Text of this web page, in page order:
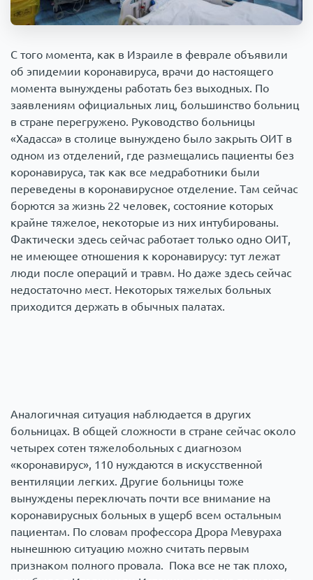
Происшествия
Армия
С того момента, как в Израиле в феврале объявили
об эпидемии коронавируса, врачи до настоящего
момента вынуждены работать без выходных. По
заявлениям официальных лиц, большинство больниц
в стране перегружено. Руководство больницы
«Хадасса» в столице вынуждено было закрыть ОИТ в
одном из отделений, где размещались пациенты без
коронавируса, так как все медработники были
переведены в коронавирусное отделение. Там сейчас
борются за жизнь 22 человек, состояние которых
крайне тяжелое, некоторые из них интубированы.
Фактически здесь сейчас работает только одно ОИТ,
не имеющее отношения к коронавирусу: тут лежат
люди после операций и травм. Но даже здесь сейчас
недостаточно мест. Некоторых тяжелых больных
приходится держать в обычных палатах.
Аналогичная ситуация наблюдается в других
больницах. В общей сложности в стране сейчас около
четырех сотен тяжелобольных с диагнозом
«коронавирус», 110 нуждаются в искусственной
вентиляции легких. Другие больницы тоже
вынуждены переключать почти все внимание на
коронавирусных больных в ущерб всем остальным
пациентам. По словам профессора Дрора Мевураха
нынешнюю ситуацию можно считать первым
признаком полного провала. Пока все не так плохо,